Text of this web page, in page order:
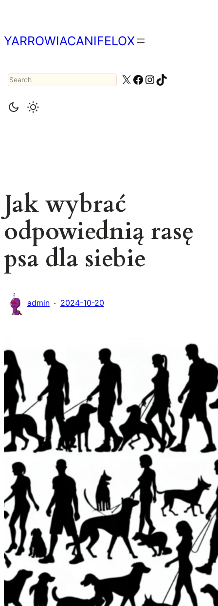
treści
YARROWIACANIFELOX
Search X Facebook
Instagram
TikTok
Jak wybrać
odpowiednią rasę
psa dla siebie
admin · 2024-10-20